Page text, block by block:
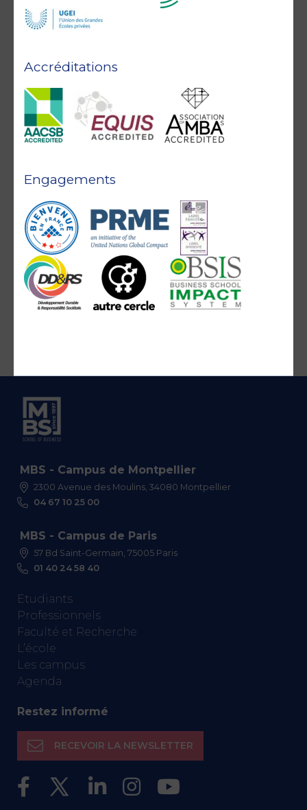
Accréditations
Engagements
MBS - Campus de Montpellier
2300 Avenue des Moulins, 34080 Montpellier
04 67 10 25 00
MBS - Campus de Paris
57 Bd Saint-Germain, 75005 Paris
01 40 24 58 40
Etudiants
Professionnels
Faculté et Recherche
L’école
Les campus
Agenda
Restez informé
RECEVOIR LA NEWSLETTER